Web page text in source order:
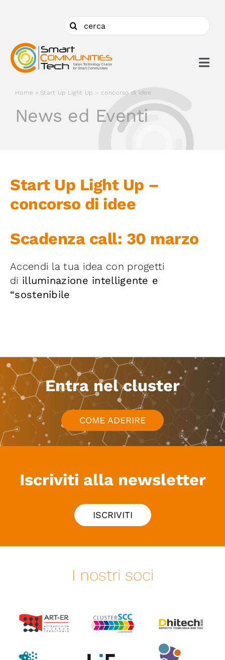
Cerca
per:
Ambiti
Iniziative
News ed Eventi
Contatti
Piattaforma SmartCommunities
Home » Start Up Light Up – concorso di idee
News ed Eventi
Start Up Light Up –
concorso di idee
Scadenza call: 30 marzo
Accendi la tua idea con progetti
di illuminazione intelligente e
“sostenibile
Entra nel cluster
COME ADERIRE
Iscriviti alla newsletter
ISCRIVITI
I nostri soci